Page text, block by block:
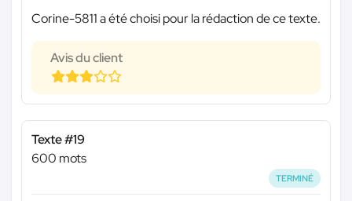
Corine-5811 a été choisi pour la rédaction de ce texte.
Avis du client
Texte #19
600 mots
TERMINÉ